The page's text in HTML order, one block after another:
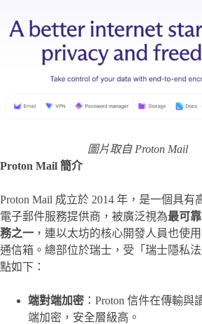
圖片取自 Proton Mail
Proton Mail 簡介
Proton Mail 成立於 2014 年，是一個具有
電子郵件服務提供商，被廣泛視為最可
務之一 ，連以太坊的核心開發人員也使
通信箱。總部位於瑞士，受「瑞士隱私
點如下：
端對端加密 ：Proton 信件在傳輸與
端加密，安全層級高。